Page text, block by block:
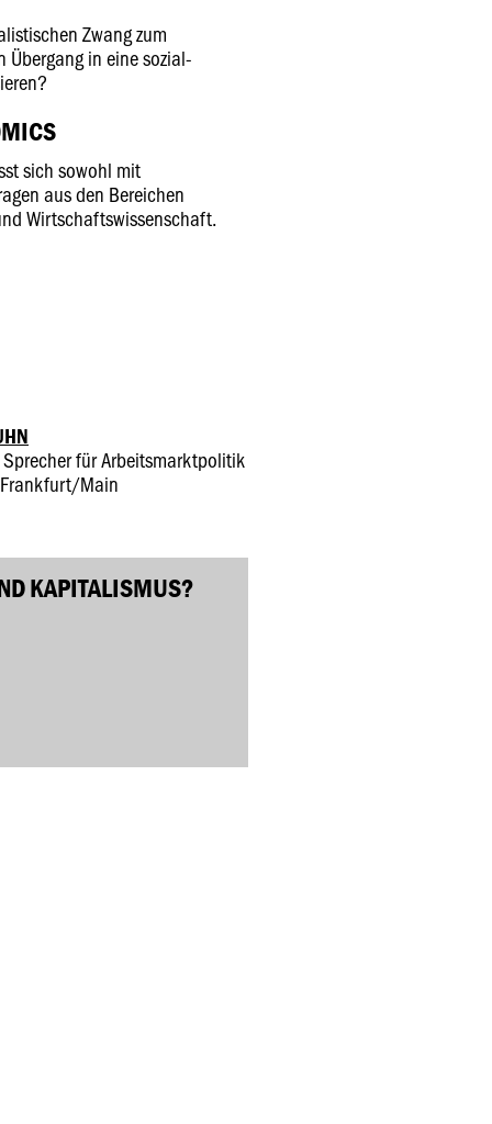
Zwang zum
in eine sozial-
sich sowohl mit
aus den Bereichen
Wirtschaftswissenschaft.
für Arbeitsmarktpolitik
Main
KAPITALISMUS?